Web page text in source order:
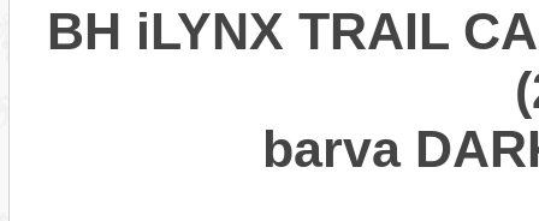
BH iLYNX TRAIL
barva